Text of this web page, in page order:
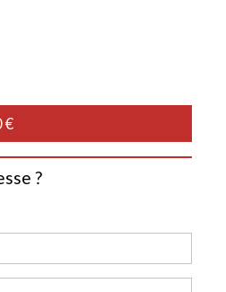
€
?